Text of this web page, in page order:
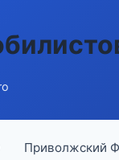
Приволжский